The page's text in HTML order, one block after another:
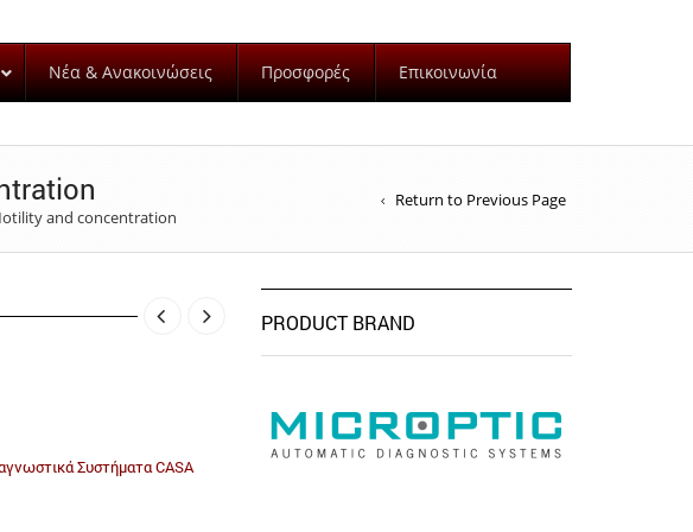
Νέα & Ανακοινώσεις Προσφορές Επικοινωνία
and concentration
Return to Previous Page
Συστήματα CASA
PRODUCT BRAND